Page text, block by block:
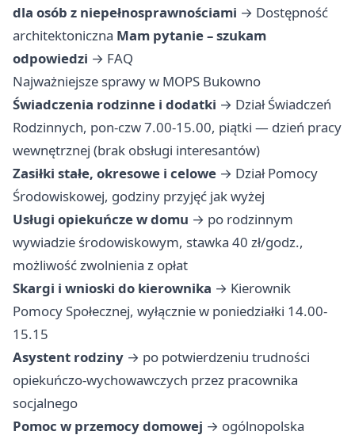
dla osób z niepełnosprawnościami → Dostępność
architektoniczna Mam pytanie – szukam
odpowiedzi → FAQ
Najważniejsze sprawy w MOPS Bukowno
Świadczenia rodzinne i dodatki → Dział Świadczeń
Rodzinnych, pon-czw 7.00-15.00, piątki — dzień pracy
wewnętrznej (brak obsługi interesantów)
Zasiłki stałe, okresowe i celowe → Dział Pomocy
Środowiskowej, godziny przyjęć jak wyżej
Usługi opiekuńcze w domu → po rodzinnym
wywiadzie środowiskowym, stawka 40 zł/godz.,
możliwość zwolnienia z opłat
Skargi i wnioski do kierownika → Kierownik
Pomocy Społecznej, wyłącznie w poniedziałki 14.00-
15.15
Asystent rodziny → po potwierdzeniu trudności
opiekuńczo-wychowawczych przez pracownika
socjalnego
Pomoc w przemocy domowej → ogólnopolska